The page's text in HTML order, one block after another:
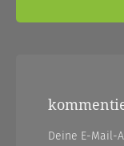
Deine E-Mail-